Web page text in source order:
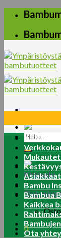
Skip
content
Etsi:
Kirjaudu
0
Koti
Bambu
Bambua
Kaikkea
Ota